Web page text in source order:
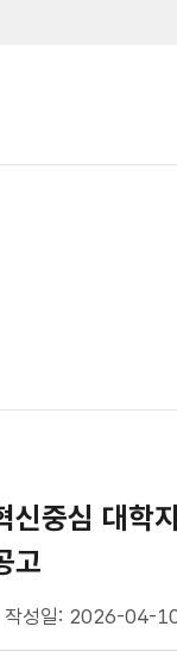
신중심 대학
고
작성일: 2026-04-